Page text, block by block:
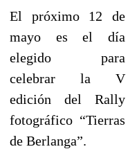
El próximo 12 de
mayo es el día
elegido para
celebrar la V
edición del Rally
fotográfico “Tierras
de Berlanga”.